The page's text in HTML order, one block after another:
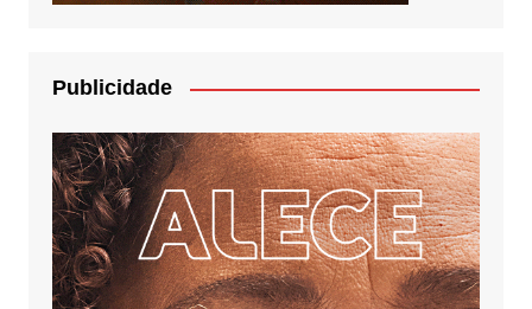
Publicidade